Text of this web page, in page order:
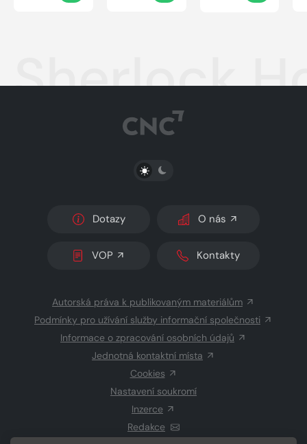
Sherlock
PŘEPNOUT SVĚTLÝ/TMAVÝ REŽIM
Dotazy O nás
VOP Kontakty
Autorská práva k publikovaným materiálům
Podmínky pro užívání služby informační společnosti
Informace o zpracování osobních údajů
Jednotná kontaktní místa
Cookies
Nastavení soukromí
Inzerce
Redakce